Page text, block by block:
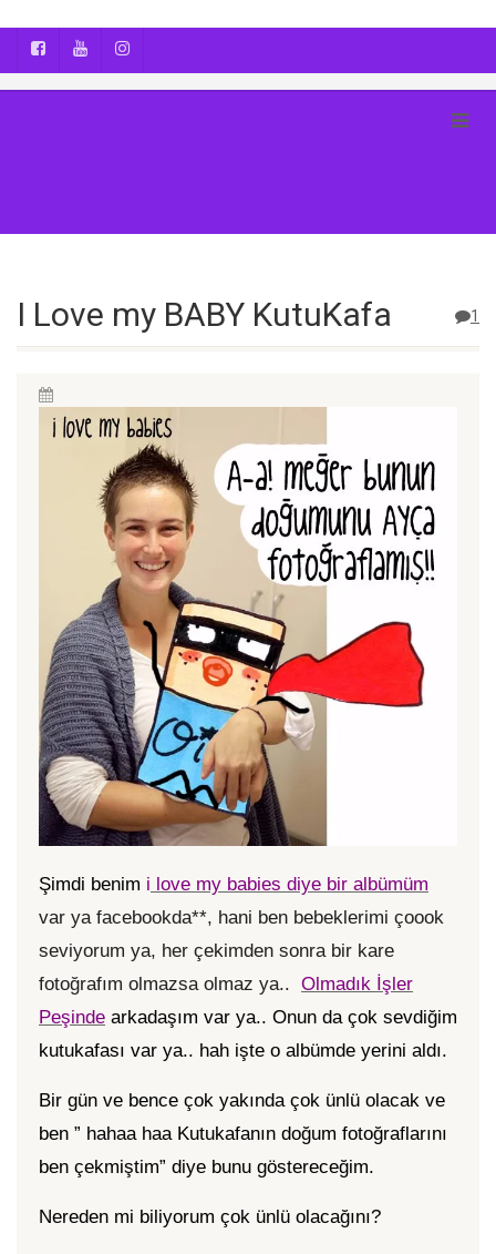
1
I Love my BABY KutuKafa
Şimdi benim i love my babies diye bir albümüm
var ya facebookda**, hani ben bebeklerimi çoook
seviyorum ya, her çekimden sonra bir kare
fotoğrafım olmazsa olmaz ya.. Olmadık İşler
Peşinde arkadaşım var ya.. Onun da çok sevdiğim
kutukafası var ya.. hah işte o albümde yerini aldı.
Bir gün ve bence çok yakında çok ünlü olacak ve
ben ” hahaa haa Kutukafanın doğum fotoğraflarını
ben çekmiştim” diye bunu göstereceğim.
Nereden mi biliyorum çok ünlü olacağını?